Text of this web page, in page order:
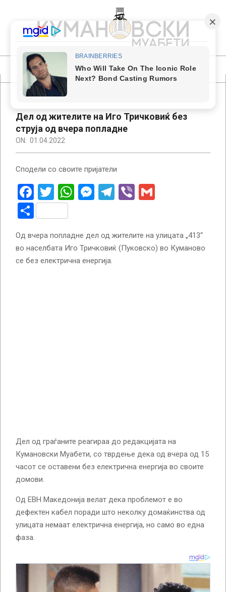
content
КУМАНОВСКИ
МУАБЕТИ
Navigation
Дел од жителите на Иго Тричковиќ без
струја од вчера попладне
ON: 01.04.2022
Сподели со своите пријатели
Facebook
Twitter
WhatsApp
Messenger
Telegram
Viber
Share
Од вчера попладне дел од жителите на улицата „413“
во населбата Иго Тричковиќ (Пуковско) во Куманово
се без електрична енергија.
Дел од граѓаните реагираа до редакцијата на
Кумановски Муабети, со тврдење дека од вчера од 15
часот се оставени без електрична енергија во своите
домови.
Од ЕВН Македонија велат дека проблемот е во
дефектен кабел поради што неколку домаќинства од
улицата немаат електрична енергија, но само во една
фаза.